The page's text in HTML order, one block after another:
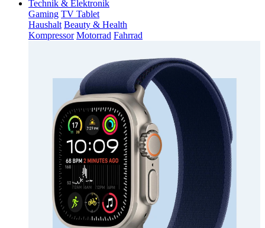
Technik & Elektronik
Gaming TV Tablet
Haushalt Beauty & Health
Kompressor Motorrad Fahrrad